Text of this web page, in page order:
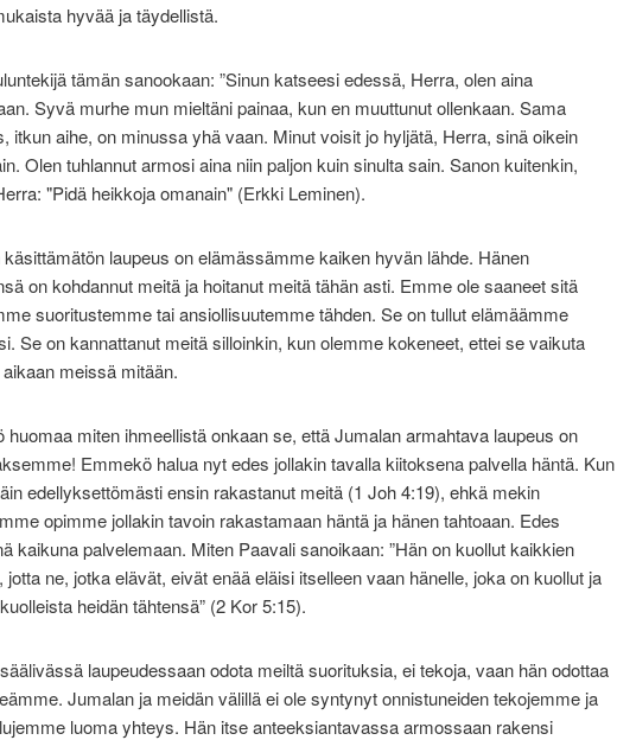
hyvää ja täydellistä.
tämän sanookaan: ”Sinun katseesi edessä, Herra, olen aina
Syvä murhe mun mieltäni painaa, kun en muuttunut ollenkaan. Sama
itkun aihe, on minussa yhä vaan. Minut voisit jo hyljätä, Herra, sinä oikein
Olen tuhlannut armosi aina niin paljon kuin sinulta sain. Sanon kuitenkin,
"Pidä heikkoja omanain" (Erkki Leminen).
laupeus on elämässämme kaiken hyvän lähde. Hänen
on kohdannut meitä ja hoitanut meitä tähän asti. Emme ole saaneet sitä
suoritustemme tai ansiollisuutemme tähden. Se on tullut elämäämme
Se on kannattanut meitä silloinkin, kun olemme kokeneet, ettei se vaikuta
meissä mitään.
huomaa miten ihmeellistä onkaan se, että Jumalan armahtava laupeus on
Emmekö halua nyt edes jollakin tavalla kiitoksena palvella häntä. Kun
edellyksettömästi ensin rakastanut meitä (1 Joh 4:19), ehkä mekin
opimme jollakin tavoin rakastamaan häntä ja hänen tahtoaan. Edes
kaikuna palvelemaan. Miten Paavali sanoikaan: ”Hän on kuollut kaikkien
jotta ne, jotka elävät, eivät enää eläisi itselleen vaan hänelle, joka on kuollut ja
heidän tähtensä” (2 Kor 5:15).
laupeudessaan odota meiltä suorituksia, ei tekoja, vaan hän odottaa
Jumalan ja meidän välillä ei ole syntynyt onnistuneiden tekojemme ja
luoma yhteys. Hän itse anteeksiantavassa armossaan rakensi